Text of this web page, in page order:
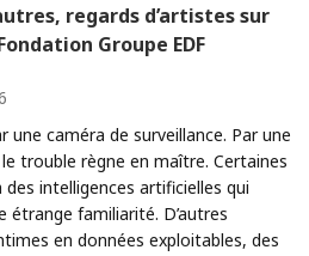
regards d’artistes sur
Groupe EDF
une caméra de surveillance. Par une
trouble règne en maître. Certaines
intelligences artificielles qui
étrange familiarité. D’autres
en données exploitables, des